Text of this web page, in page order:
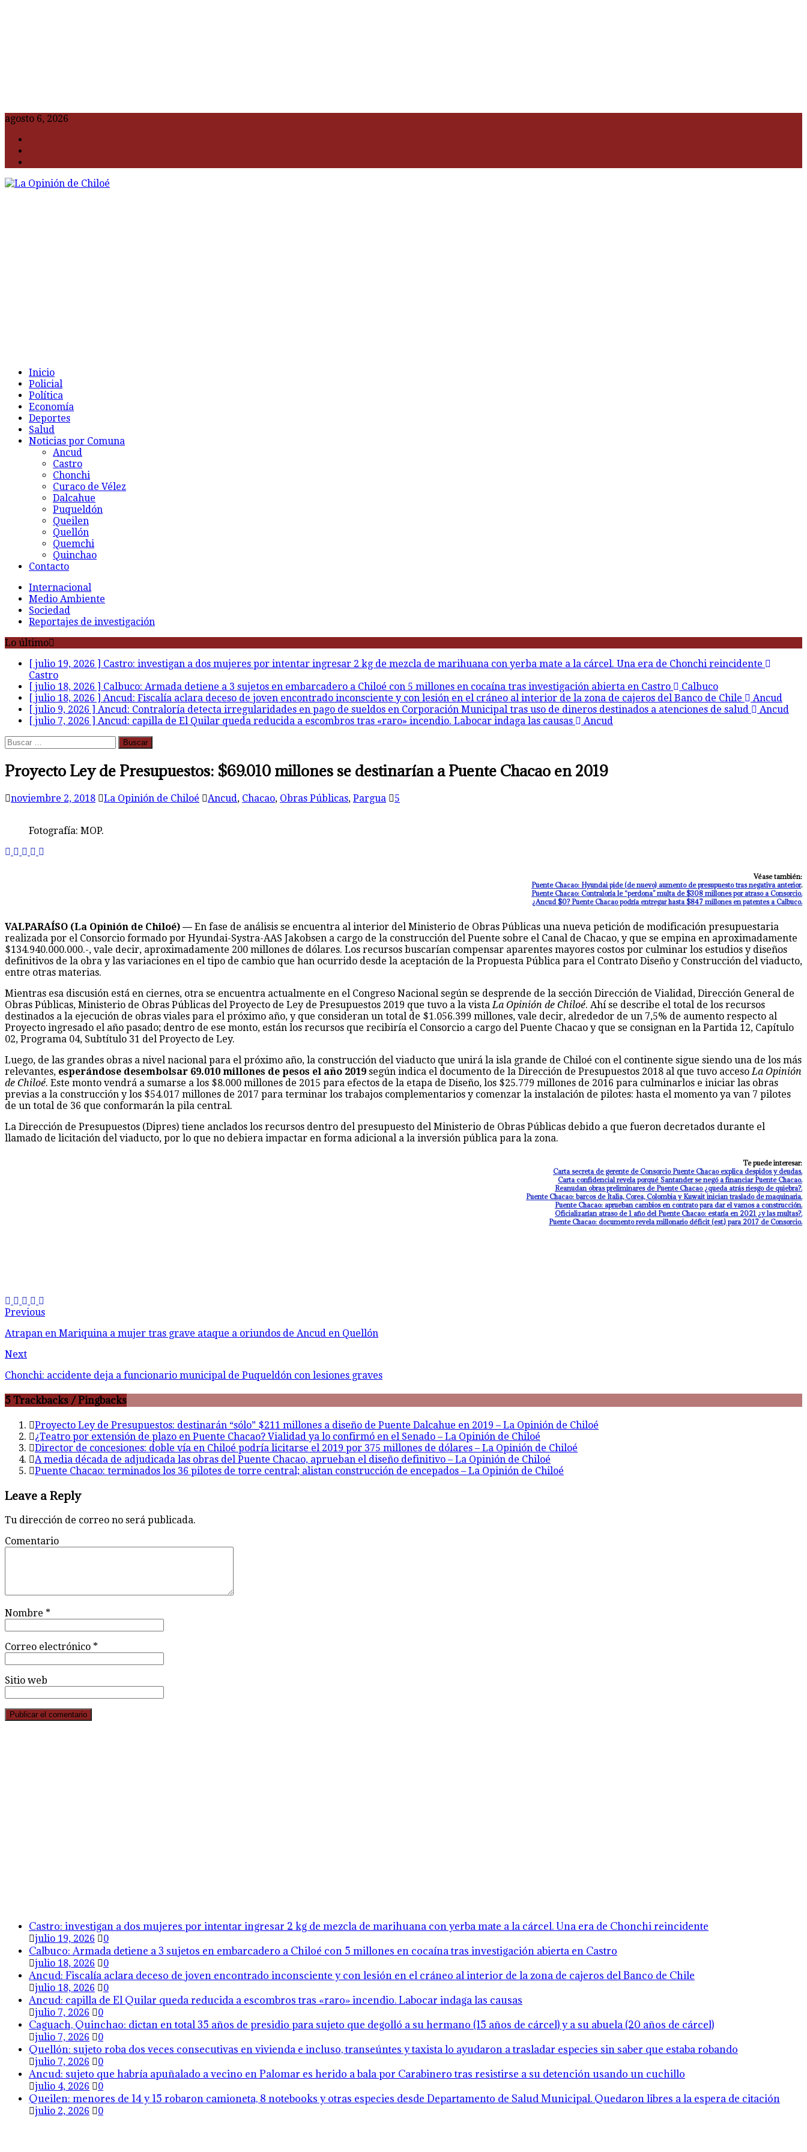
agosto 6, 2026
Inicio
Policial
Política
Economía
Deportes
Salud
Noticias por Comuna
Ancud
Castro
Chonchi
Curaco de Vélez
Dalcahue
Puqueldón
Queilen
Quellón
Quemchi
Quinchao
Contacto
Internacional
Medio Ambiente
Sociedad
Reportajes de investigación
Lo último
[ julio 19, 2026 ] Castro: investigan a dos mujeres por intentar ingresar 2 kg de mezcla de marihuana con yerba mate a la cárcel. Una era de Chonchi reincidente
Castro
[ julio 18, 2026 ] Calbuco: Armada detiene a 3 sujetos en embarcadero a Chiloé con 5 millones en cocaína tras investigación abierta en Castro
Calbuco
[ julio 18, 2026 ] Ancud: Fiscalía aclara deceso de joven encontrado inconsciente y con lesión en el cráneo al interior de la zona de cajeros del Banco de Chile
Ancud
[ julio 9, 2026 ] Ancud: Contraloría detecta irregularidades en pago de sueldos en Corporación Municipal tras uso de dineros destinados a atenciones de salud
Ancud
[ julio 7, 2026 ] Ancud: capilla de El Quilar queda reducida a escombros tras «raro» incendio. Labocar indaga las causas
Ancud
Buscar:
Proyecto Ley de Presupuestos: $69.010 millones se destinarían a Puente Chacao en 2019
noviembre 2, 2018 La Opinión de Chiloé Ancud, Chacao, Obras Públicas, Pargua 5
Fotografía: MOP.
Véase también:
Puente Chacao: Hyundai pide (de nuevo) aumento de presupuesto tras negativa anterior.
Puente Chacao: Contraloría le “perdona” multa de $308 millones por atraso a Consorcio.
¿Ancud $0? Puente Chacao podría entregar hasta $847 millones en patentes a Calbuco.
VALPARAÍSO (La Opinión de Chiloé) — En fase de análisis se encuentra al interior del Ministerio de Obras Públicas una nueva petición de modificación presupuestaria
realizada por el Consorcio formado por Hyundai-Systra-AAS Jakobsen a cargo de la construcción del Puente sobre el Canal de Chacao, y que se empina en aproximadamente
$134.940.000.000.-, vale decir, aproximadamente 200 millones de dólares. Los recursos buscarían compensar aparentes mayores costos por culminar los estudios y diseños
definitivos de la obra y las variaciones en el tipo de cambio que han ocurrido desde la aceptación de la Propuesta Pública para el Contrato Diseño y Construcción del viaducto,
entre otras materias.
Mientras esa discusión está en ciernes, otra se encuentra actualmente en el Congreso Nacional según se desprende de la sección Dirección de Vialidad, Dirección General de
Obras Públicas, Ministerio de Obras Públicas del Proyecto de Ley de Presupuestos 2019 que tuvo a la vista La Opinión de Chiloé. Ahí se describe el total de los recursos
destinados a la ejecución de obras viales para el próximo año, y que consideran un total de $1.056.399 millones, vale decir, alrededor de un 7,5% de aumento respecto al
Proyecto ingresado el año pasado; dentro de ese monto, están los recursos que recibiría el Consorcio a cargo del Puente Chacao y que se consignan en la Partida 12, Capítulo
02, Programa 04, Subtítulo 31 del Proyecto de Ley.
Luego, de las grandes obras a nivel nacional para el próximo año, la construcción del viaducto que unirá la isla grande de Chiloé con el continente sigue siendo una de los más
relevantes, esperándose desembolsar 69.010 millones de pesos el año 2019 según indica el documento de la Dirección de Presupuestos 2018 al que tuvo acceso La Opinión
de Chiloé. Este monto vendrá a sumarse a los $8.000 millones de 2015 para efectos de la etapa de Diseño, los $25.779 millones de 2016 para culminarlos e iniciar las obras
previas a la construcción y los $54.017 millones de 2017 para terminar los trabajos complementarios y comenzar la instalación de pilotes: hasta el momento ya van 7 pilotes
de un total de 36 que conformarán la pila central.
La Dirección de Presupuestos (Dipres) tiene anclados los recursos dentro del presupuesto del Ministerio de Obras Públicas debido a que fueron decretados durante el
llamado de licitación del viaducto, por lo que no debiera impactar en forma adicional a la inversión pública para la zona.
Te puede interesar:
Carta secreta de gerente de Consorcio Puente Chacao explica despidos y deudas.
Carta confidencial revela porqué Santander se negó a financiar Puente Chacao.
Reanudan obras preliminares de Puente Chacao ¿queda atrás riesgo de quiebra?.
Puente Chacao: barcos de Italia, Corea, Colombia y Kuwait inician traslado de maquinaria.
Puente Chacao: aprueban cambios en contrato para dar el vamos a construcción.
Oficializarían atraso de 1 año del Puente Chacao: estaría en 2021 ¿y las multas?.
Puente Chacao: documento revela millonario déficit (est.) para 2017 de Consorcio.
Previous
Atrapan en Mariquina a mujer tras grave ataque a oriundos de Ancud en Quellón
Next
Chonchi: accidente deja a funcionario municipal de Puqueldón con lesiones graves
5 Trackbacks / Pingbacks
Proyecto Ley de Presupuestos: destinarán “sólo” $211 millones a diseño de Puente Dalcahue en 2019 – La Opinión de Chiloé
¿Teatro por extensión de plazo en Puente Chacao? Vialidad ya lo confirmó en el Senado – La Opinión de Chiloé
Director de concesiones: doble vía en Chiloé podría licitarse el 2019 por 375 millones de dólares – La Opinión de Chiloé
A media década de adjudicada las obras del Puente Chacao, aprueban el diseño definitivo – La Opinión de Chiloé
Puente Chacao: terminados los 36 pilotes de torre central; alistan construcción de encepados – La Opinión de Chiloé
Leave a Reply
Tu dirección de correo no será publicada.
Comentario
Nombre *
Correo electrónico *
Sitio web
Castro: investigan a dos mujeres por intentar ingresar 2 kg de mezcla de marihuana con yerba mate a la cárcel. Una era de Chonchi reincidente
julio 19, 2026 0
Calbuco: Armada detiene a 3 sujetos en embarcadero a Chiloé con 5 millones en cocaína tras investigación abierta en Castro
julio 18, 2026 0
Ancud: Fiscalía aclara deceso de joven encontrado inconsciente y con lesión en el cráneo al interior de la zona de cajeros del Banco de Chile
julio 18, 2026 0
Ancud: capilla de El Quilar queda reducida a escombros tras «raro» incendio. Labocar indaga las causas
julio 7, 2026 0
Caguach, Quinchao: dictan en total 35 años de presidio para sujeto que degolló a su hermano (15 años de cárcel) y a su abuela (20 años de cárcel)
julio 7, 2026 0
Quellón: sujeto roba dos veces consecutivas en vivienda e incluso, transeúntes y taxista lo ayudaron a trasladar especies sin saber que estaba robando
julio 7, 2026 0
Ancud: sujeto que habría apuñalado a vecino en Palomar es herido a bala por Carabinero tras resistirse a su detención usando un cuchillo
julio 4, 2026 0
Queilen: menores de 14 y 15 robaron camioneta, 8 notebooks y otras especies desde Departamento de Salud Municipal. Quedaron libres a la espera de citación
julio 2, 2026 0